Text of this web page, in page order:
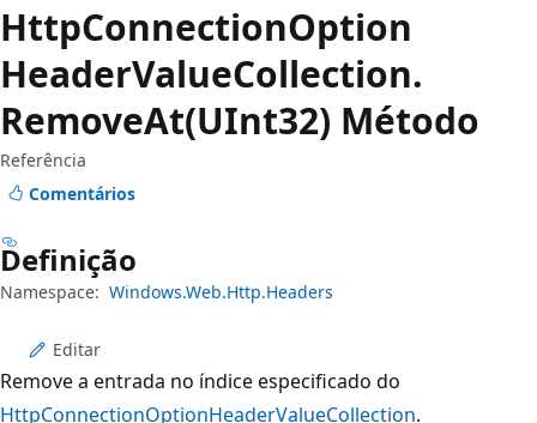
HttpConnectionOption
HeaderValueCollection.
RemoveAt(UInt32) Método
Referência
Comentários
Definição
Namespace: Windows.Web.Http.Headers
Editar
Remove a entrada no índice especificado do
HttpConnectionOptionHeaderValueCollection.